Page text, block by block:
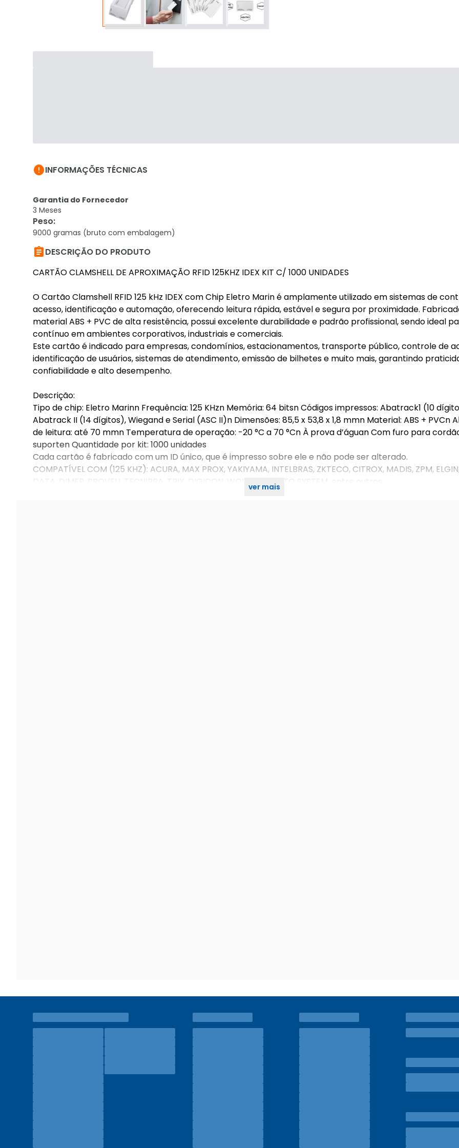
INFORMAÇÕES TÉCNICAS
Garantia do Fornecedor
3 Meses
Peso:
9000 gramas (bruto com embalagem)
DESCRIÇÃO DO PRODUTO
CARTÃO CLAMSHELL DE APROXIMAÇÃO RFID 125KHZ IDEX KIT C/ 1000 UNIDADES
O Cartão Clamshell RFID 125 kHz IDEX com Chip Eletro Marin é amplamente utilizado em sistemas de
acesso, identificação e automação, oferecendo leitura rápida, estável e segura por proximidade.
material ABS + PVC de alta resistência, possui excelente durabilidade e padrão profissional, sendo ideal
contínuo em ambientes corporativos, industriais e comerciais.
Este cartão é indicado para empresas, condomínios, estacionamentos, transporte público, controle de
identificação de usuários, sistemas de atendimento, emissão de bilhetes e muito mais, garantindo
confiabilidade e alto desempenho.
Descrição:
Tipo de chip: Eletro Marinn Frequência: 125 KHzn Memória: 64 bitsn Códigos impressos: Abatrack1 (10
Abatrack II (14 dígitos), Wiegand e Serial (ASC II)n Dimensões: 85,5 x 53,8 x 1,8 mmn Material: ABS + PVCn
de leitura: até 70 mmn Temperatura de operação: -20 °C a 70 °Cn À prova d’águan Com furo para
suporten Quantidade por kit: 1000 unidades
Cada cartão é fabricado com um ID único, que é impresso sobre ele e não pode ser alterado.
COMPATÍVEL COM (125 KHZ): ACURA, MAX PROX, YAKIYAMA, INTELBRAS, ZKTECO, CITROX, MADIS, ZPM,
DATA, DIMEP, PROVEU, TECNIBRA, TRIX, DIGICON, WOLPAC, PONTO SYSTEM, entre outros.
ver mais